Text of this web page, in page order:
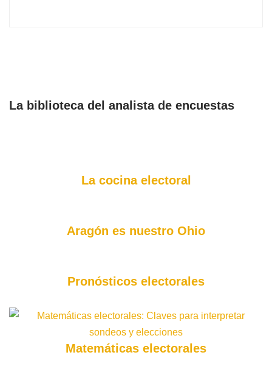
La biblioteca del analista de encuestas
La cocina electoral
Aragón es nuestro Ohio
Pronósticos electorales
Matemáticas electorales